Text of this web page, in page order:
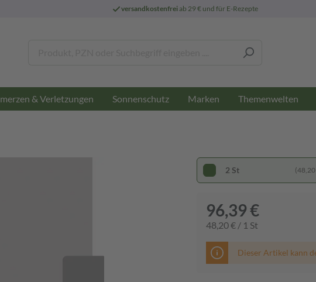
versandkostenfreiab 29 € und für E-Rezepte
& Verletzungen Sonnenschutz Marken Themenwelten
2 St (48,20
96,39 €
48,20 € / 1 St
Dieser Artikel kann